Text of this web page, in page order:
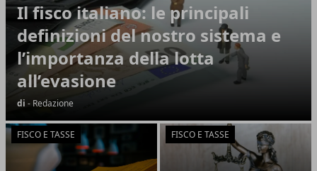
Il fisco italiano: le principali
definizioni del nostro sistema e
l’importanza della lotta
all’evasione
di - Redazione
FISCO E TASSE FISCO E TASSE